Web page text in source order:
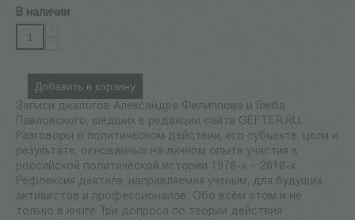
В наличии
Добавить в корзину
Записи диалогов Александра Филиппова и Глеба
Павловского, шедших в редакции сайта GEFTER.RU.
Разговоры о политическом действии, его субъекте, цели и
результате, основанные на личном опыте участия в
российской политической истории 1970-х – 2010-х.
Рефлексия деятеля, направляемая ученым, для будущих
активистов и профессионалов. Обо всём этом и не
только в книге Три допроса по теории действия